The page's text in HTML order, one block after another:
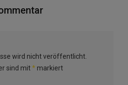
wird nicht veröffentlicht.
sind mit* markiert